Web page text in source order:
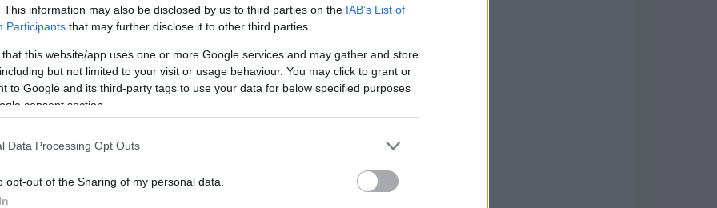
This information may also be disclosed by us to third parties on the IAB’s List of
Participants that may further disclose it to other third parties.
that this website/app uses one or more Google services and may gather and store
but not limited to your visit or usage behaviour. You may click to grant or
to Google and its third-party tags to use your data for below specified purposes
consent section.
Data Processing Opt Outs
opt-out of the Sharing of my personal data.